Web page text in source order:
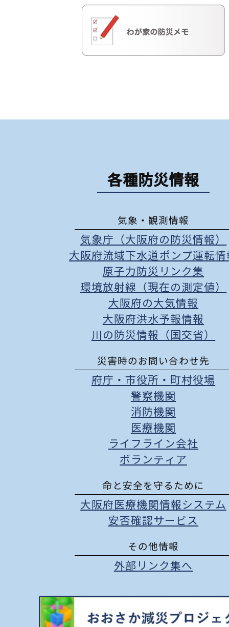
各種防災情報
気象・観測情報
気象庁（大阪府の防災情報）
大阪府流域下水道ポンプ運転情
原子力防災リンク集
環境放射線（現在の測定値）
大阪府の大気情報
大阪府洪水予報情報
川の防災情報（国交省）
災害時のお問い合わせ先
府庁 ・ 市役所 ・ 町村役場
警察機関
消防機関
医療機関
ライフライン会社
ボランティア
命と安全を守るために
大阪府医療機関情報システム
安否確認サービス
その他情報
外部リンク集へ